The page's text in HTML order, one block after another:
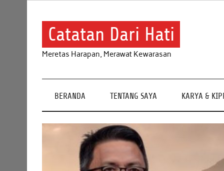
Catatan Dari Hati
Meretas Harapan, Merawat Kewarasan
BERANDA TENTANG SAYA KARYA &